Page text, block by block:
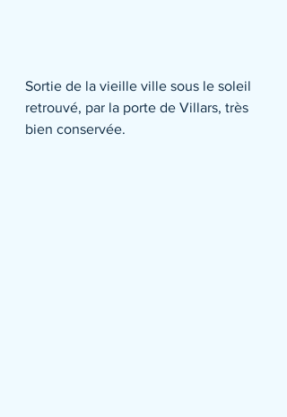
Sortie de la vieille ville sous le soleil
retrouvé, par la porte de Villars, très
bien conservée.